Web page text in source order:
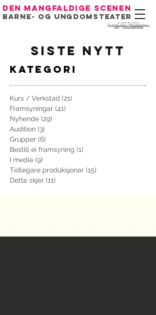
Eit samarbeid mellom
Det Norske Teatret ,Bondeungdomslaget i
OsloogNoregs Ungdomslag
Den mangfaldige scenen
Barne- og ungdomsteater
siste nytt
kategori
Kurs / Verkstad (21)
Framsyningar (41)
Nyhende (29)
Audition (3)
Grupper (6)
Bestill ei framsyning (1)
I media (9)
Tidlegare produksjonar (15)
Dette skjer (11)